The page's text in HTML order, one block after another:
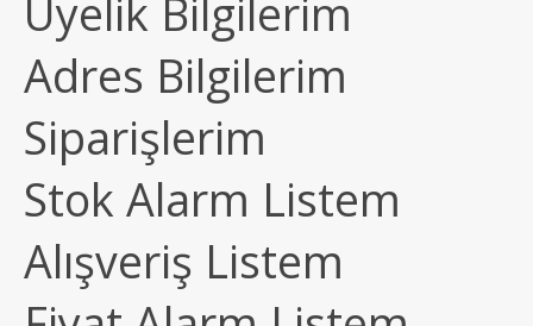
Üyelik Bilgilerim
Adres Bilgilerim
Siparişlerim
Stok Alarm Listem
Alışveriş Listem